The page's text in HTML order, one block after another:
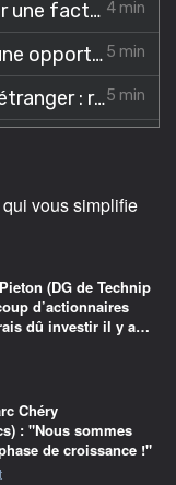
vous simplifie
(DG de Technip
d’actionnaires
dû investir il y a…
Chéry
: "Nous sommes
de croissance !"